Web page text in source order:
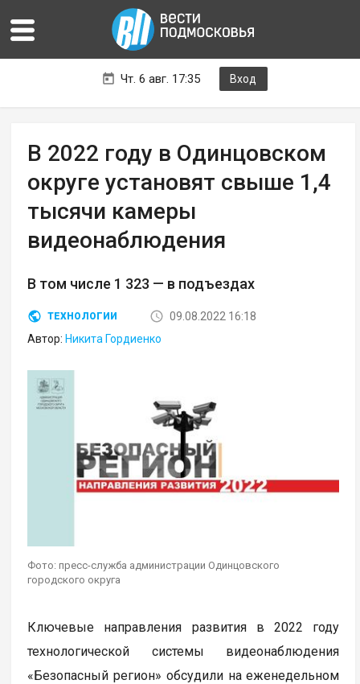
Чт. 6 авг. 17:35 Вход
В 2022 году в Одинцовском
округе установят свыше 1,4
тысячи камеры
видеонаблюдения
В том числе 1 323 — в подъездах
ТЕХНОЛОГИИ
09.08.2022 16:18
Автор: Никита Гордиенко
Фото: пресс-служба администрации Одинцовского
городского округа
Ключевые направления развития в 2022 году
технологической системы видеонаблюдения
«Безопасный регион» обсудили на еженедельном